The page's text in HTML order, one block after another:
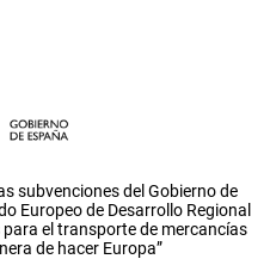
subvenciones del Gobierno de
Europeo de Desarrollo Regional
el transporte de mercancías
de hacer Europa”